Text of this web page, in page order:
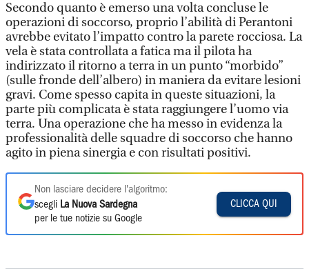
Secondo quanto è emerso una volta concluse le
operazioni di soccorso, proprio l’abilità di Perantoni
avrebbe evitato l’impatto contro la parete rocciosa. La
vela è stata controllata a fatica ma il pilota ha
indirizzato il ritorno a terra in un punto “morbido”
(sulle fronde dell’albero) in maniera da evitare lesioni
gravi. Come spesso capita in queste situazioni, la
parte più complicata è stata raggiungere l’uomo via
terra. Una operazione che ha messo in evidenza la
professionalità delle squadre di soccorso che hanno
agito in piena sinergia e con risultati positivi.
Non lasciare decidere l'algoritmo:
scegli La Nuova Sardegna
per le tue notizie su Google
CLICCA QUI